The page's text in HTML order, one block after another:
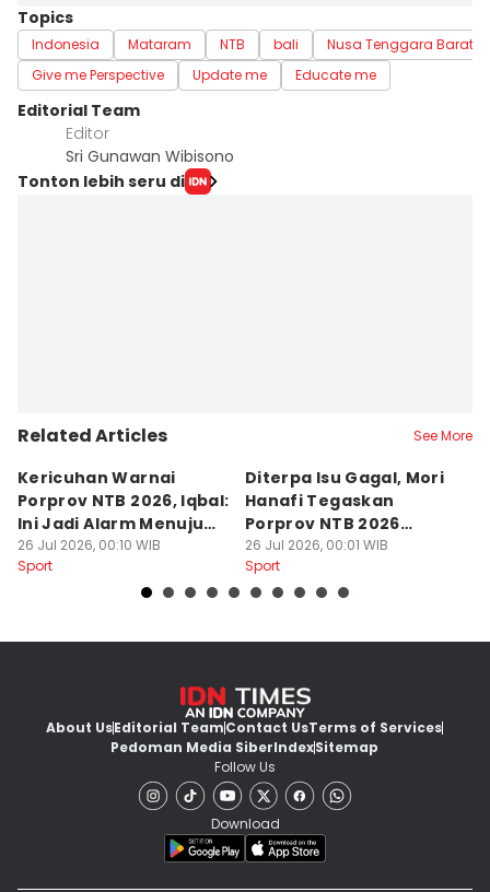
Topics
Indonesia Mataram NTB bali
Nusa Tenggara Barat
Give me Perspective
Update me Educate me
Editorial Team
Editor
Sri Gunawan Wibisono
Tonton lebih seru di
Related Articles See More
Kericuhan Warnai
Porprov NTB 2026, Iqbal:
Ini Jadi Alarm Menuju
PON 2028
26 Jul 2026, 00:10 WIB
Sport
Diterpa Isu Gagal, Mori
Hanafi Tegaskan
Porprov NTB 2026
Sukses Digelar
26 Jul 2026, 00:01 WIB
Sport
About UsEditorial TeamContact UsTerms of Services
Pedoman Media SiberIndexSitemap
Follow Us
Download